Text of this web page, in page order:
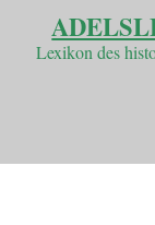
Lexikon des